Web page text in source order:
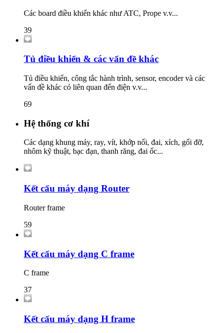
Các board điều khiển khác như ATC, Prope v.v...
39
Tủ điều khiển & các vấn đề khác
Tủ điều khiển, công tắc hành trình, sensor, encoder và các
vấn đề khác có liên quan đến điện v.v...
69
Hệ thống cơ khí
Các dạng khung máy, ray, vít, khớp nối, đai, xích, gối đỡ,
nhôm kỹ thuật, bạc đạn, thanh răng, đai ốc...
Kết cấu máy dạng Router
Router frame
59
Kết cấu máy dạng C frame
C frame
37
Kết cấu máy dạng H frame